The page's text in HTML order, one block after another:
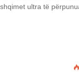
ultra të